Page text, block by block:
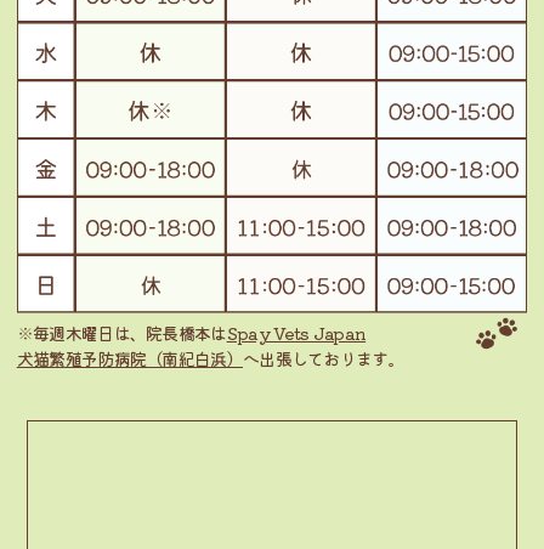
※毎週木曜日は、院長橋本はSpay Vets Japan
犬猫繁殖予防病院（南紀白浜） へ出張しております。